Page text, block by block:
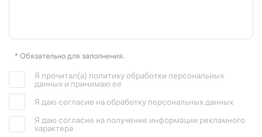
* Обязательно для заполнения.
Я прочитал(а) политику обработки персональных
данных и принимаю ее
Я даю согласие на обработку персональных данных
Я даю согласие на получение информации рекламного
характера